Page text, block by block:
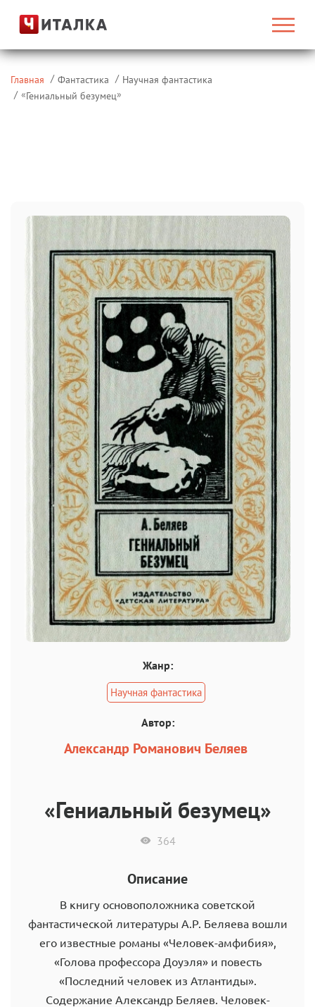
Главная Фантастика
Научная фантастика
«Гениальный безумец»
Жанр:
Научная фантастика
Автор:
Александр Романович Беляев
«Гениальный безумец»
364
Описание
В книгу основоположника советской
фантастической литературы А.Р. Беляева вошли
его известные романы «Человек-амфибия»,
«Голова профессора Доуэля» и повесть
«Последний человек из Атлантиды».
Содержание Александр Беляев. Человек-